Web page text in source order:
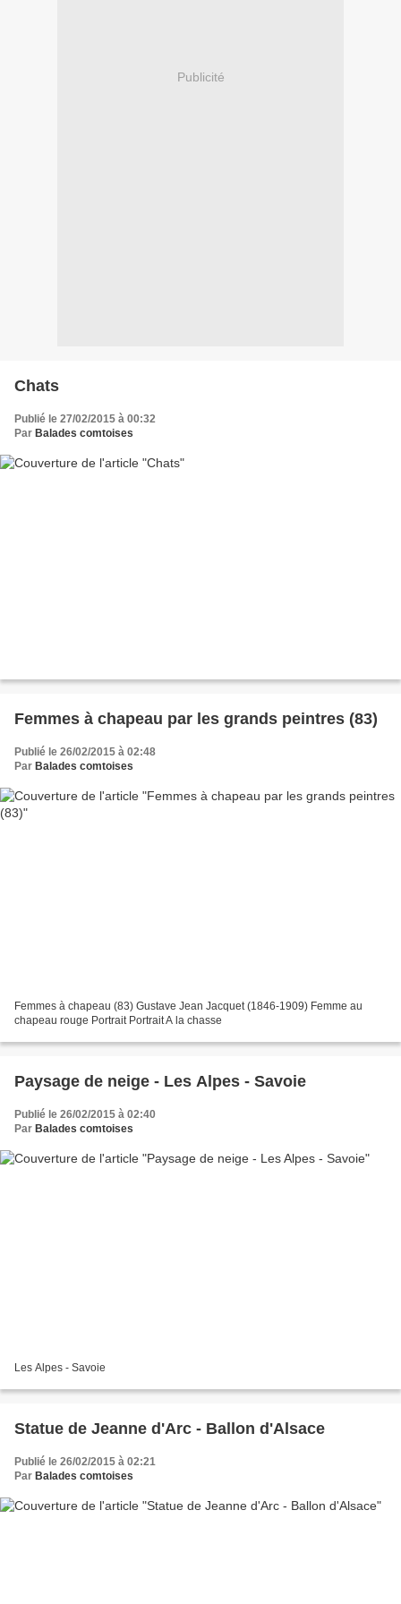
Publicité
Chats
Publié le 27/02/2015 à 00:32
Par Balades comtoises
Femmes à chapeau par les grands peintres (83)
Publié le 26/02/2015 à 02:48
Par Balades comtoises
Femmes à chapeau (83) Gustave Jean Jacquet (1846-1909) Femme au
chapeau rouge Portrait Portrait A la chasse
Paysage de neige - Les Alpes - Savoie
Publié le 26/02/2015 à 02:40
Par Balades comtoises
Les Alpes - Savoie
Statue de Jeanne d'Arc - Ballon d'Alsace
Publié le 26/02/2015 à 02:21
Par Balades comtoises